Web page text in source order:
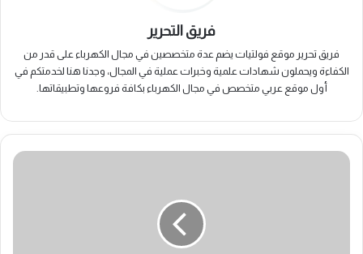
فريق التحرير
فريق تحرير موقع فولتيات يضم عدة متخصصين في مجال الكهرباء على قدر من
الكفاءة ويحملون شهادات علمية وخبرات عملية في المجال، وجدنا هنا لخدمتكم في
أول موقع عربي متخصص في مجال الكهرباء بكافة فروعها وتطبيقاتها.
ما